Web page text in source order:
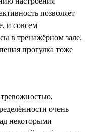
позволяет
и совсем
в тренажёрном зале.
прогулка тоже
очень
некоторыми